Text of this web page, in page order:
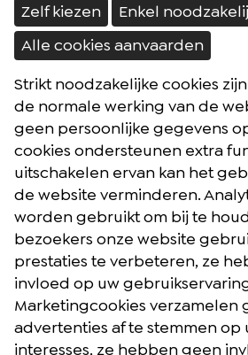
Brochures
Reisblog
Algemene
Facebook
Postelsesteenweg 27 -
Zelf kiezen
Enkel
Alle cookies aanvaarden
Strikt noodzakelijke cookies
de normale werking van de
geen persoonlijke gegevens
cookies ondersteunen extra
uitschakelen ervan kan het
de website verminderen.
worden gebruikt om bij te
bezoekers onze website
prestaties te verbeteren, ze
invloed op uw
Marketingcookies verzamelen
advertenties af te stemmen op
interesses, ze hebben geen